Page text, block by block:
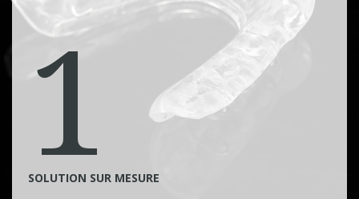
1
SOLUTION SUR MESURE